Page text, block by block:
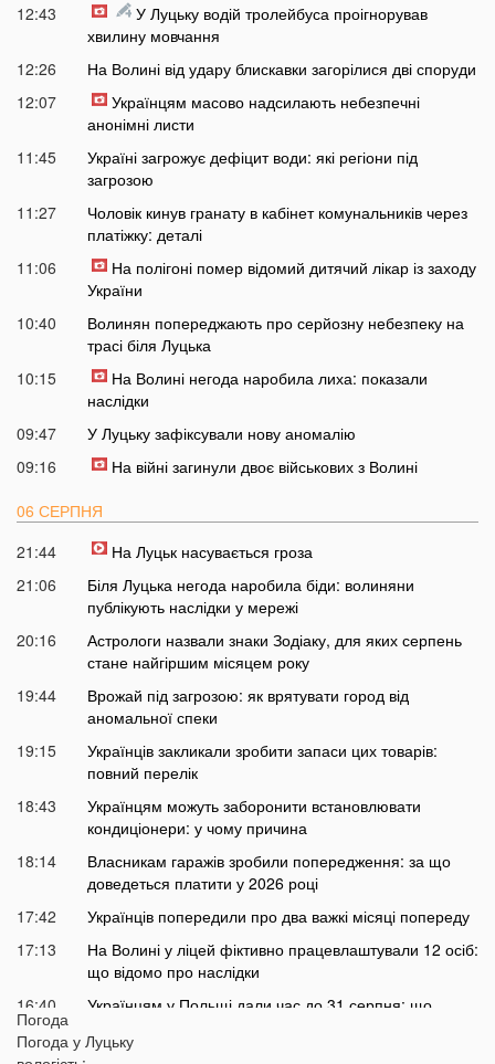
12:43
У Луцьку водій тролейбуса проігнорував
хвилину мовчання
12:26
На Волині від удару блискавки загорілися дві споруди
12:07
Українцям масово надсилають небезпечні
анонімні листи
11:45
Україні загрожує дефіцит води: які регіони під
загрозою
11:27
Чоловік кинув гранату в кабінет комунальників через
платіжку: деталі
11:06
На полігоні помер відомий дитячий лікар із заходу
України
10:40
Волинян попереджають про серйозну небезпеку на
трасі біля Луцька
10:15
На Волині негода наробила лиха: показали
наслідки
09:47
У Луцьку зафіксували нову аномалію
09:16
На війні загинули двоє військових з Волині
06 СЕРПНЯ
21:44
На Луцьк насувається гроза
21:06
Біля Луцька негода наробила біди: волиняни
публікують наслідки у мережі
20:16
Астрологи назвали знаки Зодіаку, для яких серпень
стане найгіршим місяцем року
19:44
Врожай під загрозою: як врятувати город від
аномальної спеки
19:15
Українців закликали зробити запаси цих товарів:
повний перелік
18:43
Українцям можуть заборонити встановлювати
кондиціонери: у чому причина
18:14
Власникам гаражів зробили попередження: за що
доведеться платити у 2026 році
17:42
Українців попередили про два важкі місяці попереду
17:13
На Волині у ліцей фіктивно працевлаштували 12 осіб:
що відомо про наслідки
16:40
Українцям у Польщі дали час до 31 серпня: що
16:12
Погода
Погода у Луцьку